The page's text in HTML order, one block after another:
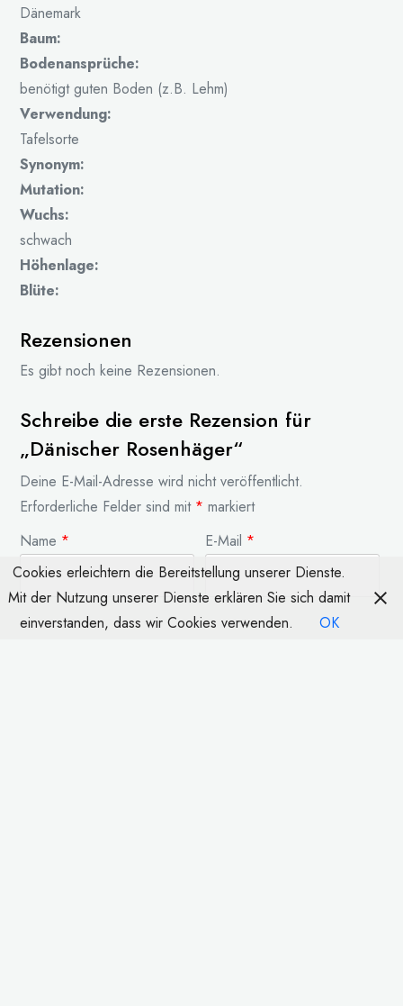
Dänemark
Baum:
Bodenansprüche:
benötigt guten Boden (z.B. Lehm)
Verwendung:
Tafelsorte
Synonym:
Mutation:
Wuchs:
schwach
Höhenlage:
Blüte:
Rezensionen
Es gibt noch keine Rezensionen.
Schreibe die erste Rezension für
„Dänischer Rosenhäger“
Deine E-Mail-Adresse wird nicht veröffentlicht.
Erforderliche Felder sind mit * markiert
Name * E-Mail *
Cookies erleichtern die Bereitstellung unserer Dienste.
Mit der Nutzung unserer Dienste erklären Sie sich damit
einverstanden, dass wir Cookies verwenden.
OK